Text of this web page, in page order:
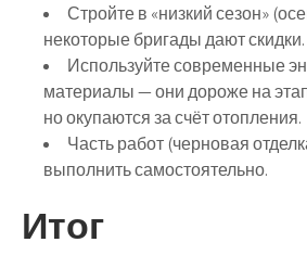
Стройте в «низкий сезон»
некоторые бригады дают скидки.
Используйте современные
материалы — они дороже на
но окупаются за счёт отопления.
Часть работ (черновая
выполнить самостоятельно.
Итог